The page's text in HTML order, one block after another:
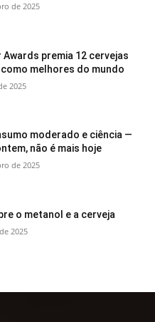
de 2025
Awards premia 12 cervejas
melhores do mundo
2025
moderado e ciência —
não é mais hoje
de 2025
o metanol e a cerveja
2025